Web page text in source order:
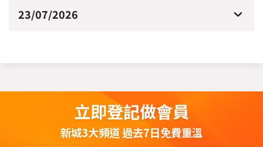
23/07/2026
立即登記做會員
新城3大頻道 過去7日免費重溫